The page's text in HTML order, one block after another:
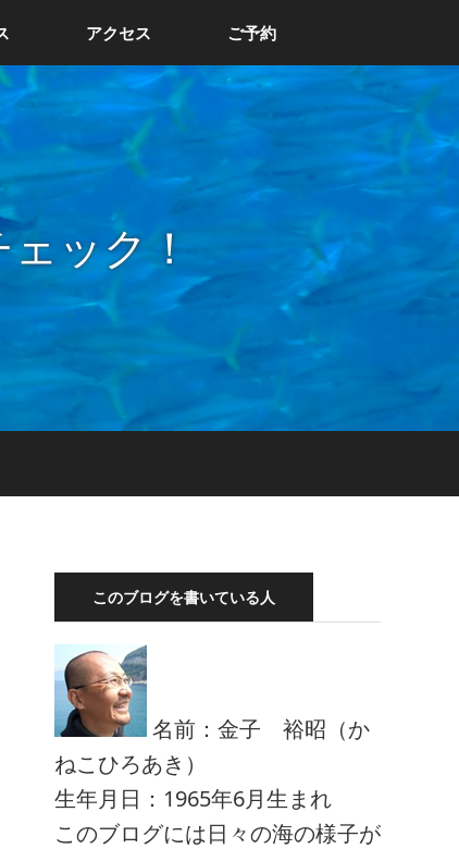
アクセス ご予約
ック！
このブログを書いている人
名前：金子 裕昭（か
ねこひろあき）
生年月日：1965年6月生まれ
このブログには日々の海の様子が